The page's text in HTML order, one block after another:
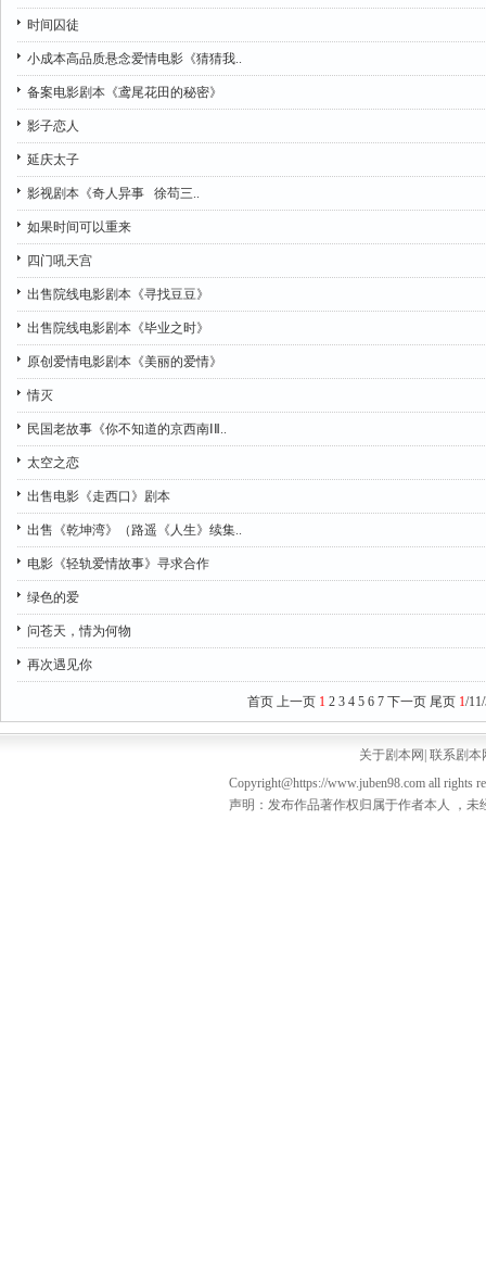
时间囚徒
小成本高品质悬念爱情电影《猜猜我..
备案电影剧本《鸢尾花田的秘密》
影子恋人
延庆太子
影视剧本《奇人异事 徐苟三..
如果时间可以重来
四门吼天宫
出售院线电影剧本《寻找豆豆》
出售院线电影剧本《毕业之时》
原创爱情电影剧本《美丽的爱情》
情灭
民国老故事《你不知道的京西南ⅠⅡ..
太空之恋
出售电影《走西口》剧本
出售《乾坤湾》（路遥《人生》续集..
电影《轻轨爱情故事》寻求合作
绿色的爱
问苍天，情为何物
再次遇见你
首页 上一页 1 2 3 4 5 6 7 下一页 尾页 1/
关于剧本网 联系剧本
Copyright@https://www.juben98.com all rights
声明：发布作品著作权归属于作者本人 ，未